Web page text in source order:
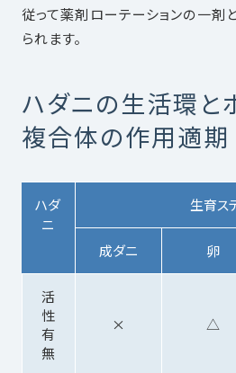
従って薬剤ローテーションの一剤
られます。
ハダニの生活環と
複合体の作用適期
ハダ
ニ
生育ス
成ダニ 卵
活
性
有
無
× △